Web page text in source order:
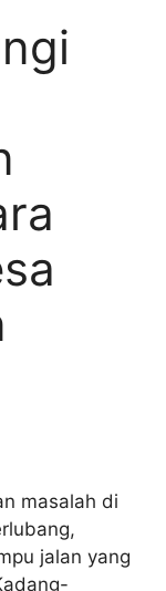
masalah di
jalan yang